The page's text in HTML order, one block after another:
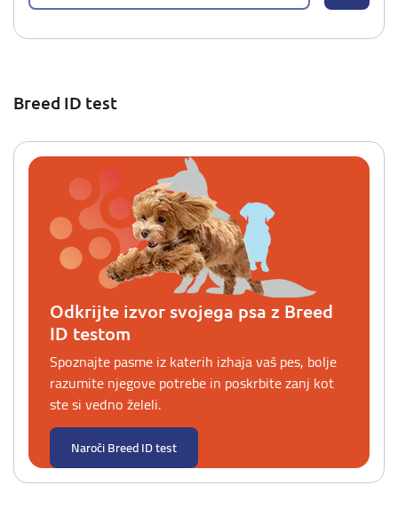
Breed ID test
Odkrijte izvor svojega psa z Breed
ID testom
Spoznajte pasme iz katerih izhaja vaš pes, bolje
razumite njegove potrebe in poskrbite zanj kot
ste si vedno želeli.
Naroči Breed ID test